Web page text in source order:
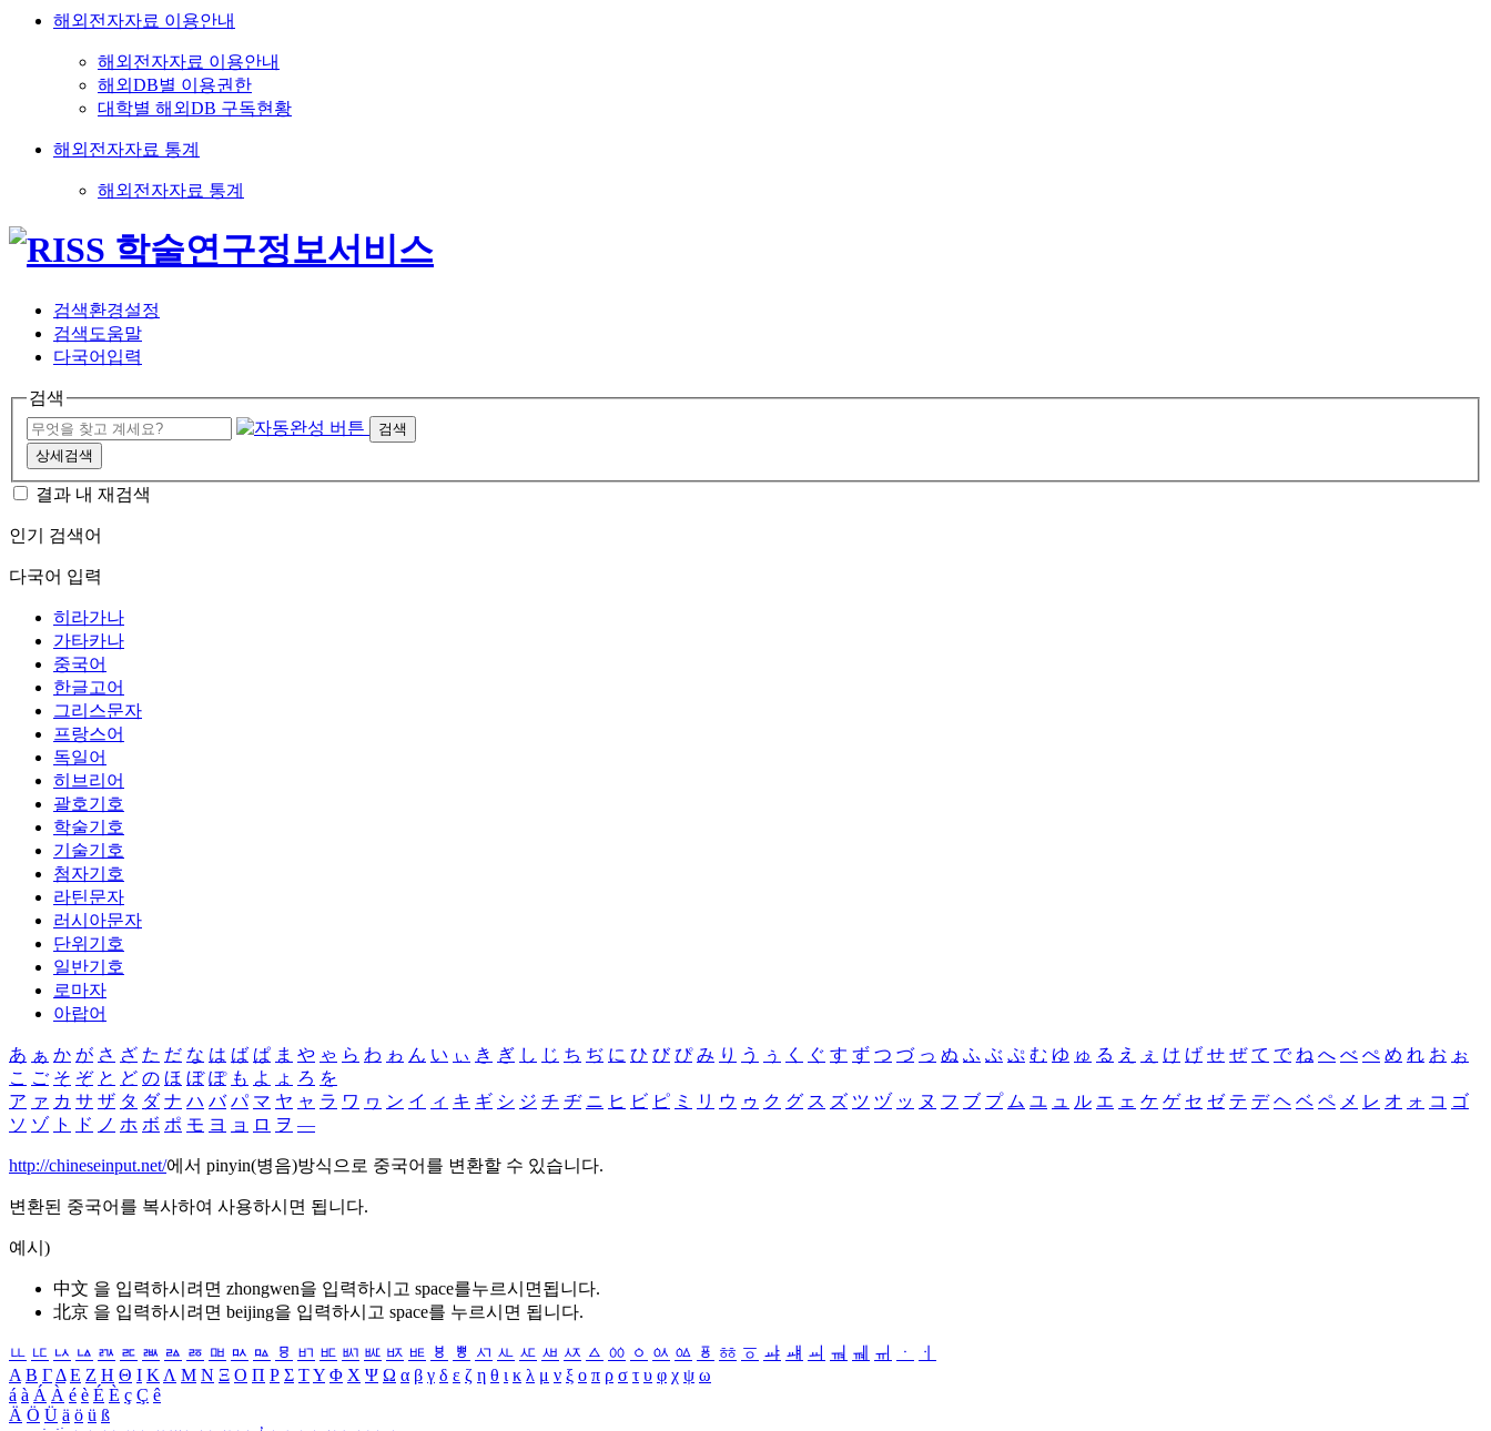
해외전자자료 이용안내
해외전자자료 이용안내
해외DB별 이용권한
대학별 해외DB 구독현황
해외전자자료 통계
해외전자자료 통계
검색환경설정
검색도움말
다국어입력
검색
검색
상세검색
결과 내 재검색
인기 검색어
다국어 입력
히라가나
가타카나
중국어
한글고어
그리스문자
프랑스어
독일어
히브리어
괄호기호
학술기호
기술기호
첨자기호
라틴문자
러시아문자
단위기호
일반기호
로마자
아랍어
あ ぁ か が さ ざ た だ な は ば ぱ ま や ゃ ら わ ゎ ん い ぃ き ぎ し じ ち ぢ に ひ び ぴ み り う ぅ く ぐ す ず つ づ っ ぬ ふ ぶ ぷ む ゆ ゅ る え ぇ け げ せ ぜ て で ね へ べ ぺ め れ お ぉ
こ ご そ ぞ と ど の ほ ぼ ぽ も よ ょ ろ を
ア ァ カ サ ザ タ ダ ナ ハ バ パ マ ヤ ャ ラ ワ ヮ ン イ ィ キ ギ シ ジ チ ヂ ニ ヒ ビ ピ ミ リ ウ ゥ ク グ ス ズ ツ ヅ ッ ヌ フ ブ プ ム ユ ュ ル エ ェ ケ ゲ セ ゼ テ デ ヘ ベ ペ メ レ オ ォ コ ゴ
ソ ゾ ト ド ノ ホ ボ ポ モ ヨ ョ ロ ヲ ―
http://chineseinput.net/에서 pinyin(병음)방식으로 중국어를 변환할 수 있습니다.
변환된 중국어를 복사하여 사용하시면 됩니다.
예시)
中文 을 입력하시려면 zhongwen을 입력하시고 space를누르시면됩니다.
北京 을 입력하시려면 beijing을 입력하시고 space를 누르시면 됩니다.
ㅥ ㅦ ㅧ ㅨ ㅩ ㅪ ㅫ ㅬ ㅭ ㅮ ㅯ ㅰ ㅱ ㅲ ㅳ ㅴ ㅵ ㅶ ㅷ ㅸ ㅹ ㅺ ㅻ ㅼ ㅽ ㅾ ㅿ ㆀ ㆁ ㆂ ㆃ ㆄ ㆅ ㆆ ㆇ ㆈ ㆉ ㆊ ㆋ ㆌ ㆍ
ㆎ
Α Β ΓΔ Ε Ζ Η Θ Ι ΚΛ Μ Ν Ξ Ο Π Ρ Σ ΤΥ Φ Χ Ψ Ω α β γ δ ε ζ η θ ι κ λ μ ν ξ ο π ρ σ τ υ φ χ ψ ω
á à Á À é è É È ç Ç ê
Ä Ö Ü ä ö ü ß